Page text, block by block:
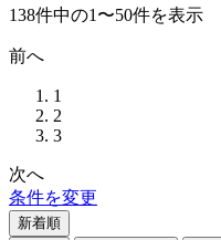
138件中の1〜50件を表示
前へ
1
2
3
次へ
条件を変更
新着順